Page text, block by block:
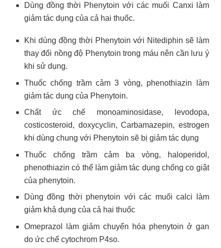
Dùng đồng thời Phenytoin với các muối Canxi làm
giảm tác dụng của cả hai thuốc.
Khi dùng đồng thời Phenytoin với Nitediphin sẽ làm
thay đổi nồng độ Phenytoin trong máu nên cần lưu ý
khi sử dụng.
Thuốc chống trầm cảm 3 vòng, phenothiazin làm
giảm tác dụng của Phenytoin.
Chất ức chế monoaminosidase, levodopa,
costicosteroid, doxycyclin, Carbamazepin, estrogen
khi dùng chung với Phenytoin sẽ bị giảm tác dụng
Thuốc chống trầm cảm ba vòng, haloperidol,
phenothiazin có thể làm giảm tác dụng chống co giật
của phenytoin.
Dùng đồng thời phenytoin với các muối calci làm
giảm khả dụng của cả hai thuốc
Omeprazol làm giảm chuyển hóa phenytoin ở gan
do ức chế cytochrom P4so.